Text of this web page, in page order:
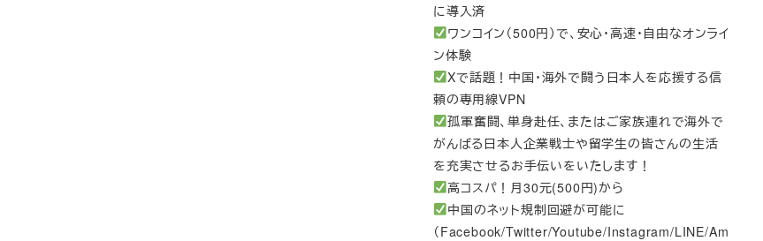
に導入済
ワンコイン（500円）で、安心・高速・自由なオンライ
ン体験
Xで話題！中国・海外で闘う日本人を応援する信
頼の専用線VPN
孤軍奮闘、単身赴任、またはご家族連れで海外で
がんばる日本人企業戦士や留学生の皆さんの生活
を充実させるお手伝いをいたします！
高コスパ！月30元(500円)から
中国のネット規制回避が可能に
（Facebook/Twitter/Youtube/Instagram/LINE/Am